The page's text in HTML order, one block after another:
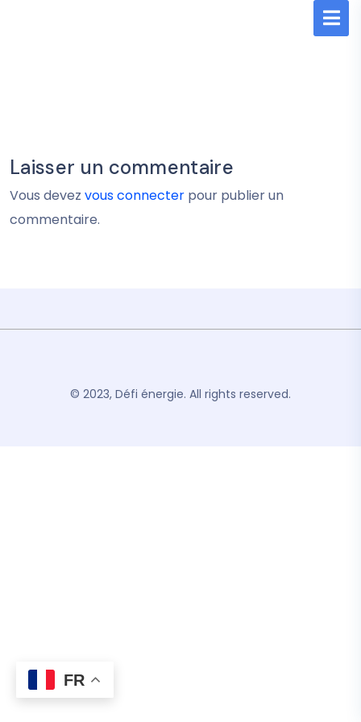
Laisser un commentaire
Vous devez vous connecter pour publier un
commentaire.
© 2023, Défi énergie. All rights reserved.
FR